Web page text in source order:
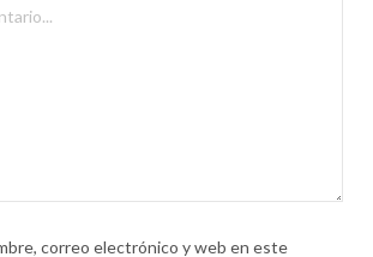
correo electrónico y web en este